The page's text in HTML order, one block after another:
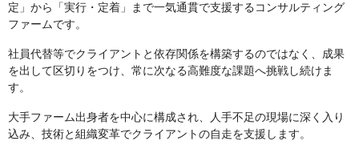
定」から「実行・定着」まで一気通貫で支援するコンサルティング
ファームです。
社員代替等でクライアントと依存関係を構築するのではなく、成果
を出して区切りをつけ、常に次なる高難度な課題へ挑戦し続けま
す。
大手ファーム出身者を中心に構成され、人手不足の現場に深く入り
込み、技術と組織変革でクライアントの自走を支援します。